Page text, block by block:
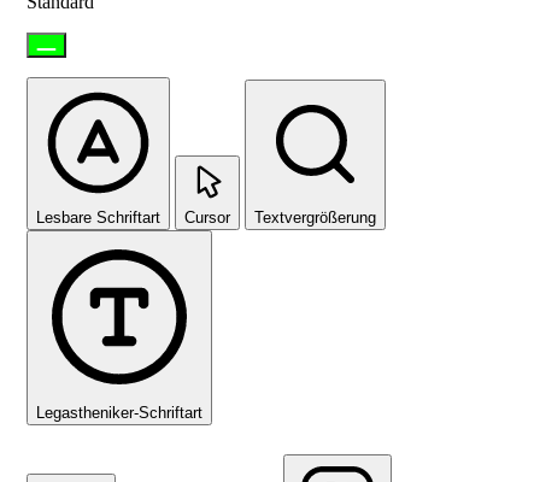
Lesbare Schriftart Cursor Textvergrößerung
Legastheniker-Schriftart